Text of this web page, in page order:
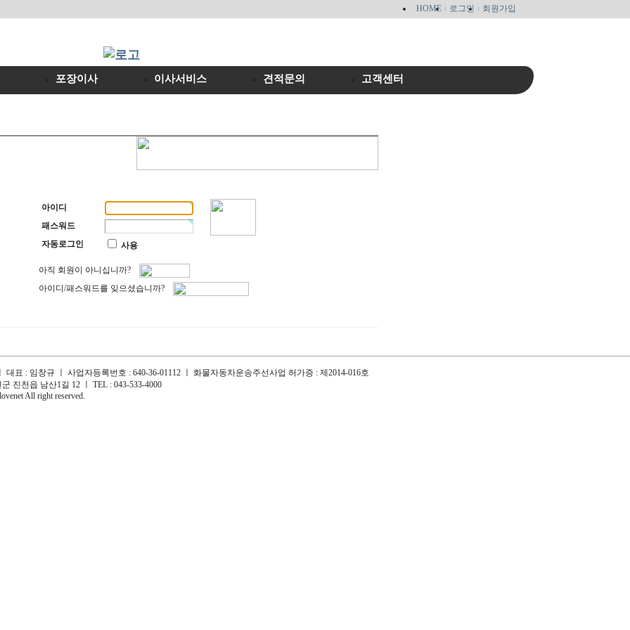
회원가입
로그인
HOME
포장이사 이사서비스 견적문의 고객센터
아이디
패스워드
자동로그인
사용
아직 회원이 아니십니까?
아이디/패스워드를 잊으셨습니까?
대표 : 임창규 ㅣ 사업자등록번호 : 640-36-01112 ㅣ 화물자동차운송주선사업 허가증 : 제2014-016호
진천읍 남산1길 12 ㅣ TEL : 043-533-4000
All right reserved.